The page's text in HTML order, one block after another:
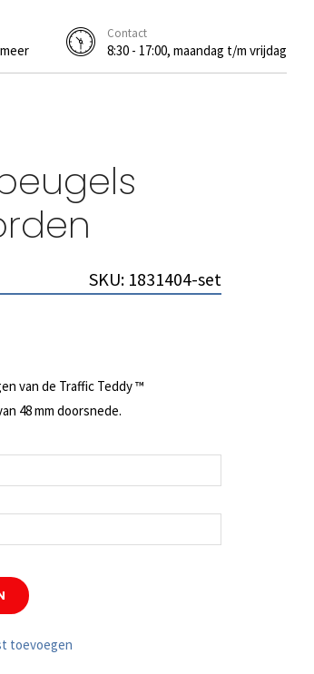
Contact
8:30 - 17:00, maandag t/m vrijdag
SKU: 1831404-set
van de Traffic Teddy ™
48 mm doorsnede.
toevoegen